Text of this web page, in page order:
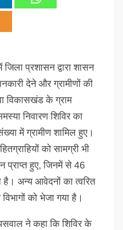
प्रशासन द्वारा शासन
देने और ग्रामीणों की
विकासखंड के ग्राम
निवारण शिविर का
में ग्रामीण शामिल हुए।
को सामग्री भी
प्राप्त हुए, जिनमें से 46
है। अन्य आवेदनों का त्वरित
को भेजा गया है।
ने कहा कि शिविर के